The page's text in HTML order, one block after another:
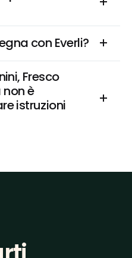
con Everli?
Fresco
è
istruzioni